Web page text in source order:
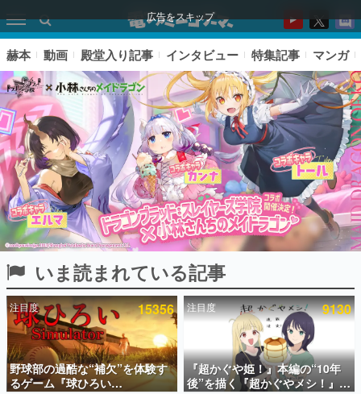
広告をスキップ
ピックアップ
電ファミのいま読まれている記事ランキング
アプリセール情報
インタビュー
赫本 動画 殿堂入り記事 インタビュー 特集記事 マンガ
いま読まれている記事
注目度 15356
野球部の過酷な“補欠”を体験す
るゲーム『球ひろい
注目度 9130
『超かぐや姫！』本編の“10年
後”を描く『超かぐやメシ！』